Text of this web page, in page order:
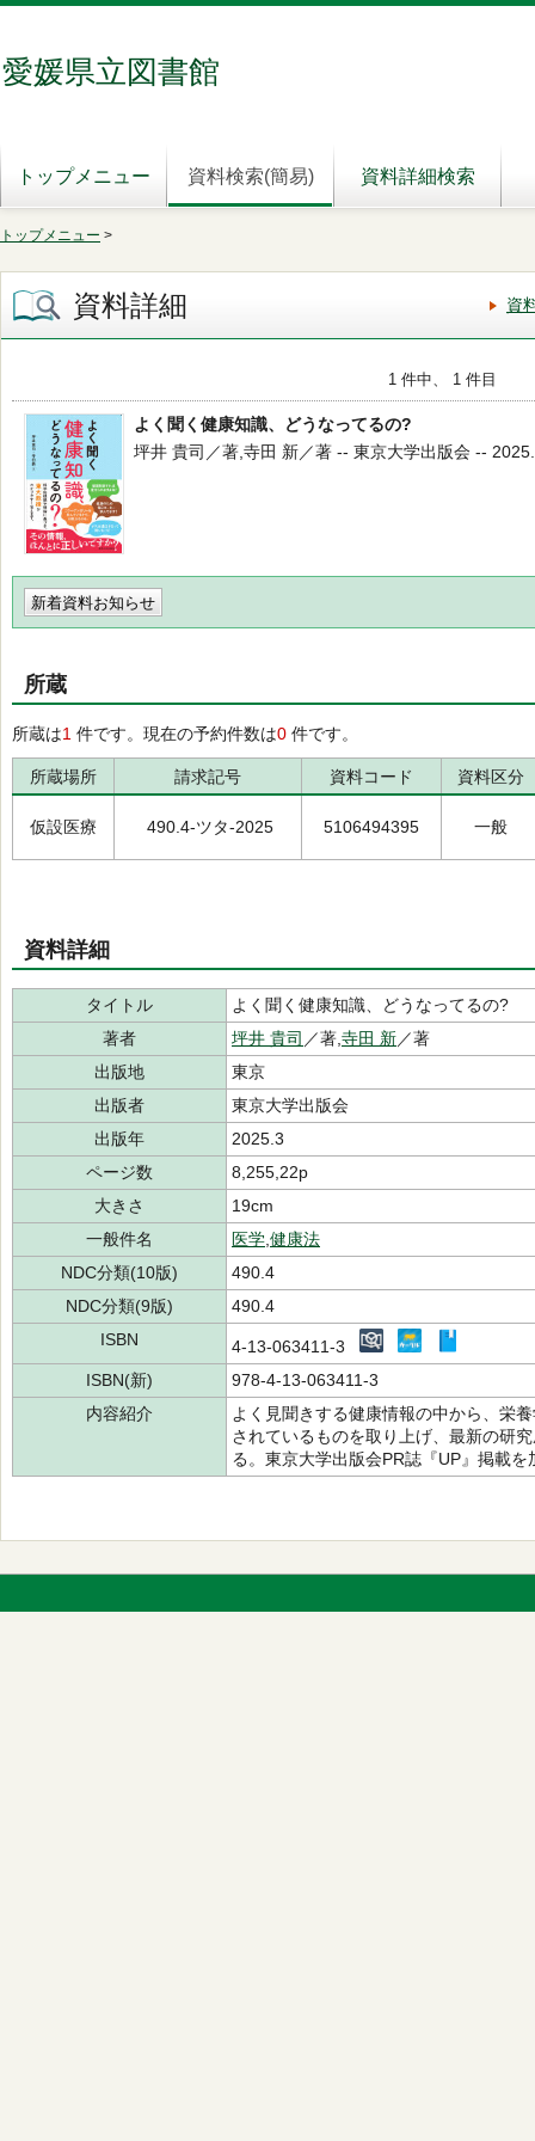
愛媛県立図書館
トップメニュー 資料検索(簡易) 資料詳細検索
トップメニュー >
資料詳細 資
1 件中、 1 件目
よく聞く健康知識、どうなってるの?
坪井 貴司／著,寺田 新／著 -- 東京大学出版会 --
新着資料お知らせ
所蔵
所蔵は1 件です。現在の予約件数は0 件です。
所蔵場所 請求記号 資料コード 資料区分
仮設医療 490.4-ツタ-2025 5106494395 一般
資料詳細
タイトル
よく聞く健康知識、どうなってるの?
著者
坪井 貴司 ／著, 寺田 新／著
出版地
東京
出版者
東京大学出版会
出版年
2025.3
ページ数
8,255,22p
大きさ
19cm
一般件名
医学 健康法
NDC分類(10版)
490.4
NDC分類(9版)
490.4
ISBN
4-13-063411-3
ISBN(新)
978-4-13-063411-3
内容紹介
よく見聞きする健康情報の中から、栄
されているものを取り上げ、最新の研
る。東京大学出版会PR誌『UP』掲載を